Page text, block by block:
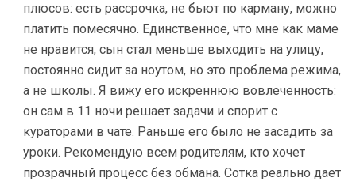
плюсов: есть рассрочка, не бьют по карману, можно
платить помесячно. Единственное, что мне как маме
не нравится, сын стал меньше выходить на улицу,
постоянно сидит за ноутом, но это проблема режима,
а не школы. Я вижу его искреннюю вовлеченность:
он сам в 11 ночи решает задачи и спорит с
кураторами в чате. Раньше его было не засадить за
уроки. Рекомендую всем родителям, кто хочет
прозрачный процесс без обмана. Сотка реально дает